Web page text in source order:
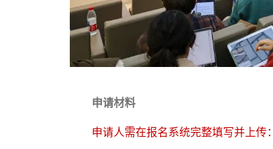
申请材料
申请人需在报名系统完整填写并上传：